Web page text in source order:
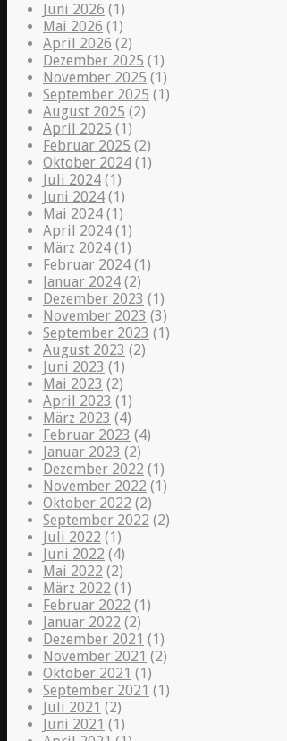
Juni 2026 (1)
Mai 2026 (1)
April 2026 (2)
Dezember 2025 (1)
November 2025 (1)
September 2025 (1)
August 2025 (2)
April 2025 (1)
Februar 2025 (2)
Oktober 2024 (1)
Juli 2024 (1)
Juni 2024 (1)
Mai 2024 (1)
April 2024 (1)
März 2024 (1)
Februar 2024 (1)
Januar 2024 (2)
Dezember 2023 (1)
November 2023 (3)
September 2023 (1)
August 2023 (2)
Juni 2023 (1)
Mai 2023 (2)
April 2023 (1)
März 2023 (4)
Februar 2023 (4)
Januar 2023 (2)
Dezember 2022 (1)
November 2022 (1)
Oktober 2022 (2)
September 2022 (2)
Juli 2022 (1)
Juni 2022 (4)
Mai 2022 (2)
März 2022 (1)
Februar 2022 (1)
Januar 2022 (2)
Dezember 2021 (1)
November 2021 (2)
Oktober 2021 (1)
September 2021 (1)
Juli 2021 (2)
Juni 2021 (1)